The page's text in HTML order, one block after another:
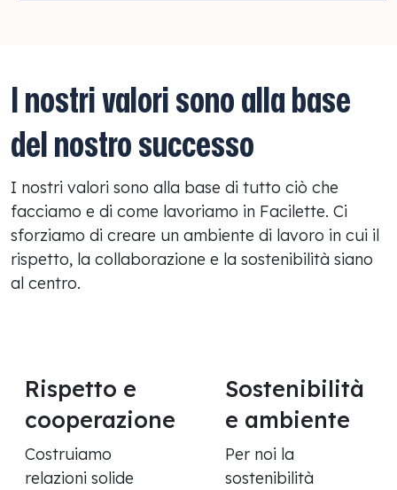
I nostri valori sono alla base
del nostro successo
I nostri valori sono alla base di tutto ciò che
facciamo e di come lavoriamo in Facilette. Ci
sforziamo di creare un ambiente di lavoro in cui il
rispetto, la collaborazione e la sostenibilità siano
al centro.
Rispetto e
cooperazione
Costruiamo
relazioni solide
Sostenibilità
e ambiente
Per noi la
sostenibilità